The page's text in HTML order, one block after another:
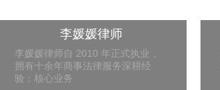
李媛媛律师
李媛媛律师自 2010 年正式执业，
拥有十余年商事法律服务深耕经
验；核心业务